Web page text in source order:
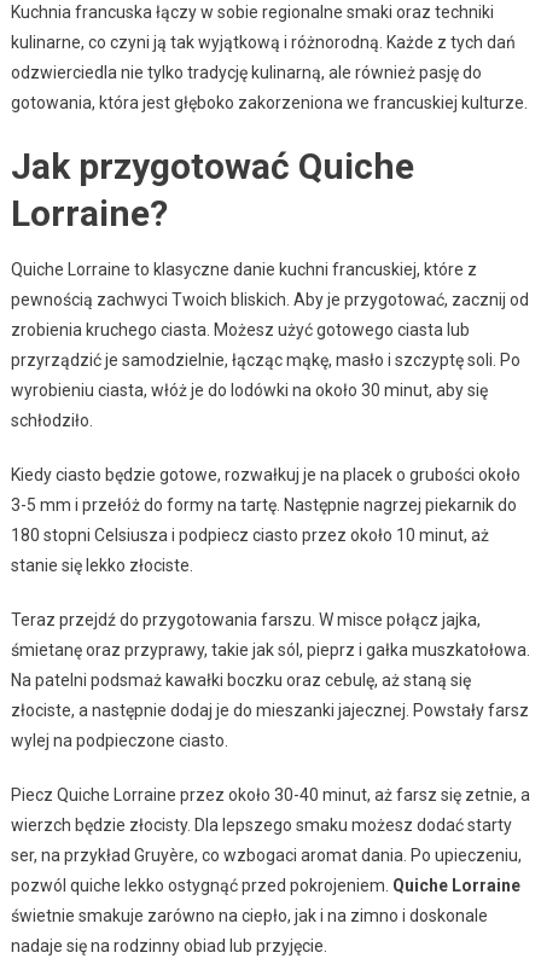
Kuchnia francuska łączy w sobie regionalne smaki oraz techniki
kulinarne, co czyni ją tak wyjątkową i różnorodną. Każde z tych dań
odzwierciedla nie tylko tradycję kulinarną, ale również pasję do
gotowania, która jest głęboko zakorzeniona we francuskiej kulturze.
Jak przygotować Quiche
Lorraine?
Quiche Lorraine to klasyczne danie kuchni francuskiej, które z
pewnością zachwyci Twoich bliskich. Aby je przygotować, zacznij od
zrobienia kruchego ciasta. Możesz użyć gotowego ciasta lub
przyrządzić je samodzielnie, łącząc mąkę, masło i szczyptę soli. Po
wyrobieniu ciasta, włóż je do lodówki na około 30 minut, aby się
schłodziło.
Kiedy ciasto będzie gotowe, rozwałkuj je na placek o grubości około
3-5 mm i przełóż do formy na tartę. Następnie nagrzej piekarnik do
180 stopni Celsiusza i podpiecz ciasto przez około 10 minut, aż
stanie się lekko złociste.
Teraz przejdź do przygotowania farszu. W misce połącz jajka,
śmietanę oraz przyprawy, takie jak sól, pieprz i gałka muszkatołowa.
Na patelni podsmaż kawałki boczku oraz cebulę, aż staną się
złociste, a następnie dodaj je do mieszanki jajecznej. Powstały farsz
wylej na podpieczone ciasto.
Piecz Quiche Lorraine przez około 30-40 minut, aż farsz się zetnie, a
wierzch będzie złocisty. Dla lepszego smaku możesz dodać starty
ser, na przykład Gruyère, co wzbogaci aromat dania. Po upieczeniu,
pozwól quiche lekko ostygnąć przed pokrojeniem. Quiche Lorraine
świetnie smakuje zarówno na ciepło, jak i na zimno i doskonale
nadaje się na rodzinny obiad lub przyjęcie.